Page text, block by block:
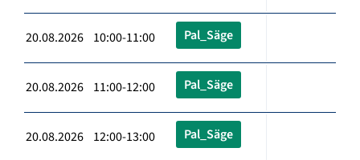
20.08.2026 10:00-11:00 Pal_Säge
20.08.2026 11:00-12:00 Pal_Säge
20.08.2026 12:00-13:00 Pal_Säge